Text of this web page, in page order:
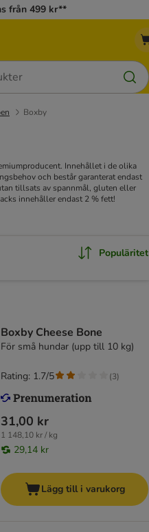
från 499 kr**
Boxby
Innehållet i de olika
och består garanterat endast
tillsats av spannmål, gluten eller
innehåller endast 2 % fett!
Populäritet
Boxby Cheese Bone
För små hundar (upp till 10 kg)
31,00 kr
1 148,10 kr / kg
29,14 kr
Rating: 1.7/5 (3)
Lägg till i varukorg